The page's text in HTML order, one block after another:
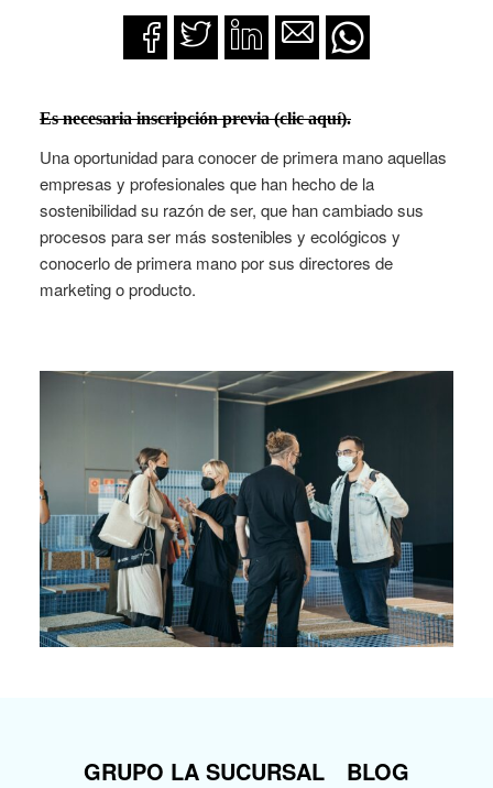
Es necesaria inscripción previa (clic aquí).
Una oportunidad para conocer de primera mano aquellas
empresas y profesionales que han hecho de la
sostenibilidad su razón de ser, que han cambiado sus
procesos para ser más sostenibles y ecológicos y
conocerlo de primera mano por sus directores de
marketing o producto.
GRUPO LA SUCURSAL
BLOG